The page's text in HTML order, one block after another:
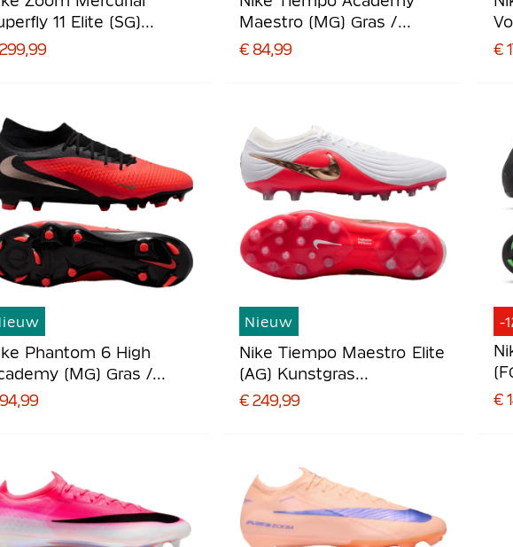
11 Elite (SG)
Nop
Maestro (MG) Gras /
Kunstgras
€ 84,99
€
Phantom 6 High
(MG) Gras /
Nieuw
Nike Tiempo Maestro Elite
(AG) Kunstgras
Voetbalschoenen Wit
€ 249,99
-
€